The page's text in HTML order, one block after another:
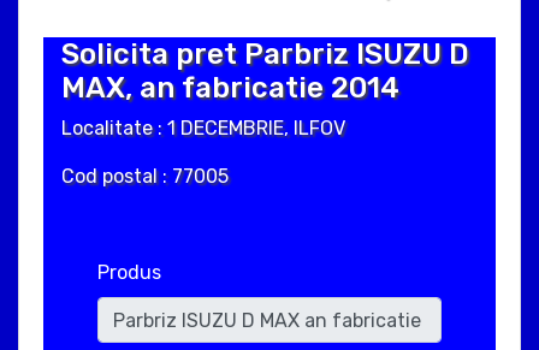
Solicita pret Parbriz ISUZU D
MAX, an fabricatie 2014
Localitate : 1 DECEMBRIE, ILFOV
Cod postal : 77005
Produs